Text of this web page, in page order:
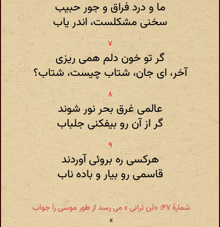
ما و درد فراق و جور حبیب
سخنی مشکلست، اندر یاب
گر تو خون دلم همی ریزی
آخر، ای جان، شتاب چیست، شتاب؟
عالمی غرق بحر نور شوند
گر از آن رو بیفکنی جلباب
هرکسی ره بروئی آوردند
قاسمی رو بیار و باده ناب
شمارهٔ ۴۷: «لن ترانی » می رسد از طور موسی را جواب
»